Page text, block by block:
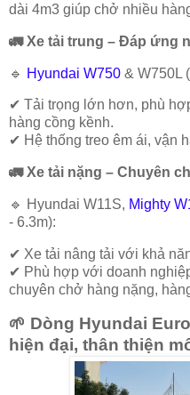
dài 4m3 giúp chở nhiều
🚛Xe tải trung – Đáp ứng
🔹 Hyundai W750 & W750L
✔ Tải trọng lớn hơn, phù
hàng cồng kềnh.
✔ Hệ thống treo êm ái, vận
🚛Xe tải nặng – Chuyên
🔹 Hyundai W11S, Mighty
- 6.3m):
✔ Xe tải nâng tải với khả
✔ Phù hợp với doanh
chuyên chở hàng nặng,
🌱 Dòng Hyundai
hiện đại, thân thiện